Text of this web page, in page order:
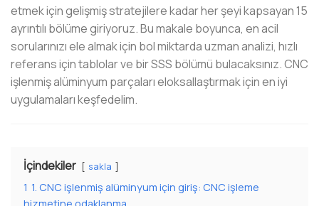
etmek için gelişmiş stratejilere kadar her şeyi kapsayan 15
ayrıntılı bölüme giriyoruz. Bu makale boyunca, en acil
sorularınızı ele almak için bol miktarda uzman analizi, hızlı
referans için tablolar ve bir SSS bölümü bulacaksınız. CNC
işlenmiş alüminyum parçaları eloksallaştırmak için en iyi
uygulamaları keşfedelim.
İçindekiler sakla
1 1. CNC işlenmiş alüminyum için giriş: CNC işleme